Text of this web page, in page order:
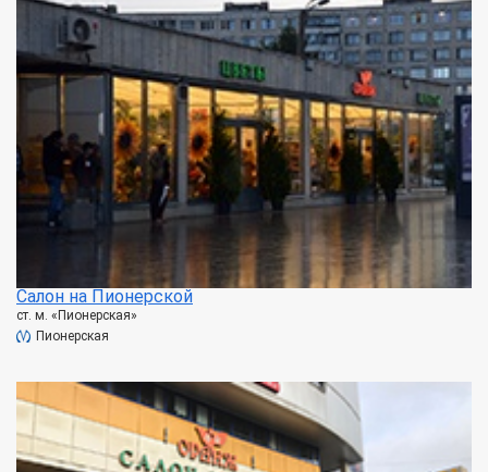
Салон на Пионерской
ст. м. «Пионерская»
Пионерская